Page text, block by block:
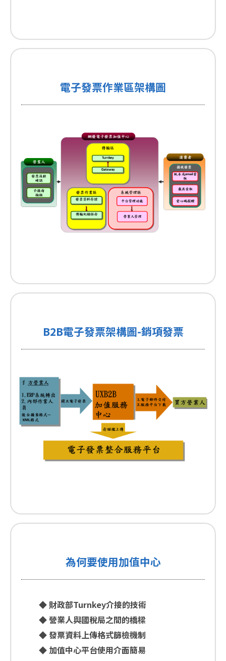
電子發票作業區架構圖
B2B電子發票架構圖-銷項發票
為何要使用加值中心
◆ 財政部Turnkey介接的技術
◆ 營業人與國稅局之間的橋樑
◆ 發票資料上傳格式篩檢機制
◆ 加值中心平台使用介面簡易